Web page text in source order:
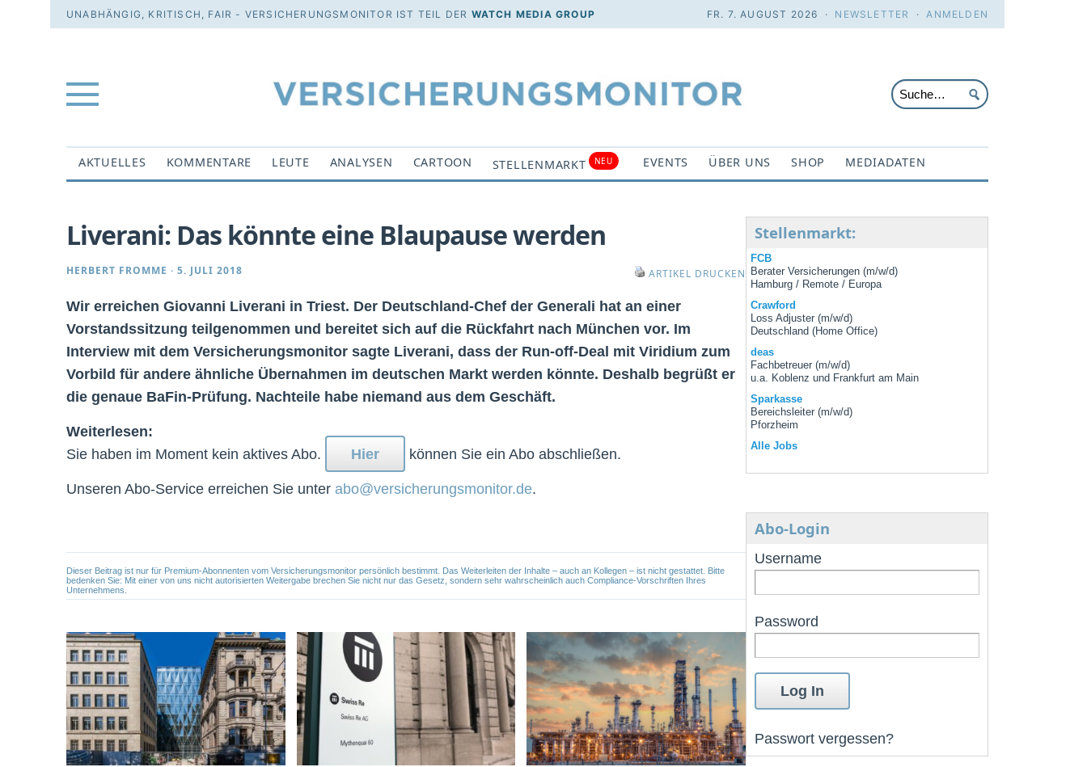
UNABHÄNGIG, KRITISCH, FAIR - VERSICHERUNGSMONITOR IST TEIL DER WATCH MEDIA GROUP FR. 7. AUGUST 2026 · NEWSLETTER ·ANMELDEN
AKTUELLES KOMMENTARE LEUTE ANALYSEN CARTOON STELLENMARKT NEU EVENTS ÜBER UNS SHOP MEDIADATEN
Liverani: Das könnte eine Blaupause werden
HERBERT FROMME · 5. JULI 2018 ARTIKEL DRUCKEN
Wir erreichen Giovanni Liverani in Triest. Der Deutschland-Chef der Generali hat an einer
Vorstandssitzung teilgenommen und bereitet sich auf die Rückfahrt nach München vor. Im
Interview mit dem Versicherungsmonitor sagte Liverani, dass der Run-off-Deal mit Viridium zum
Vorbild für andere ähnliche Übernahmen im deutschen Markt werden könnte. Deshalb begrüßt er
die genaue BaFin-Prüfung. Nachteile habe niemand aus dem Geschäft.
Weiterlesen:
Sie haben im Moment kein aktives Abo.
Hier können Sie ein Abo abschließen.
Unseren Abo-Service erreichen Sie unter abo@versicherungsmonitor.de.
Dieser Beitrag ist nur für Premium-Abonnenten vom Versicherungsmonitor persönlich bestimmt. Das Weiterleiten der Inhalte – auch an Kollegen – ist nicht gestattet. Bitte
bedenken Sie: Mit einer von uns nicht autorisierten Weitergabe brechen Sie nicht nur das Gesetz, sondern sehr wahrscheinlich auch Compliance-Vorschriften Ihres
Unternehmens.
Stellenmarkt:
FCB
Berater Versicherungen (m/w/d)
Hamburg / Remote / Europa
Crawford
Loss Adjuster (m/w/d)
Deutschland (Home Office)
deas
Fachbetreuer (m/w/d)
u.a. Koblenz und Frankfurt am Main
Sparkasse
Bereichsleiter (m/w/d)
Pforzheim
Alle Jobs
Abo-Login
Username
Password
Passwort vergessen?